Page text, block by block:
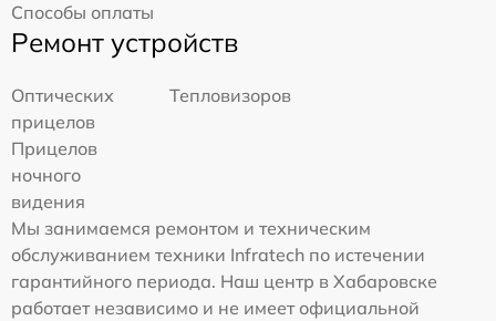
Способы оплаты
Ремонт устройств
Оптических
прицелов
Тепловизоров
Прицелов
ночного
видения
Мы занимаемся ремонтом и техническим
обслуживанием техники Infratech по истечении
гарантийного периода. Наш центр в Хабаровске
работает независимо и не имеет официальной